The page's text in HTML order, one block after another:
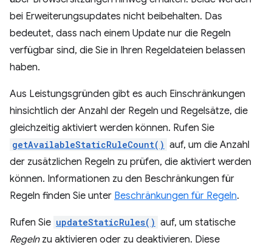
bei Erweiterungsupdates nicht beibehalten. Das
bedeutet, dass nach einem Update nur die Regeln
verfügbar sind, die Sie in Ihren Regeldateien belassen
haben.
Aus Leistungsgründen gibt es auch Einschränkungen
hinsichtlich der Anzahl der Regeln und Regelsätze, die
gleichzeitig aktiviert werden können. Rufen Sie
getAvailableStaticRuleCount() auf, um die Anzahl
der zusätzlichen Regeln zu prüfen, die aktiviert werden
können. Informationen zu den Beschränkungen für
Regeln finden Sie unter Beschränkungen für Regeln.
Rufen Sie updateStaticRules() auf, um statische
Regelnzu aktivieren oder zu deaktivieren. Diese